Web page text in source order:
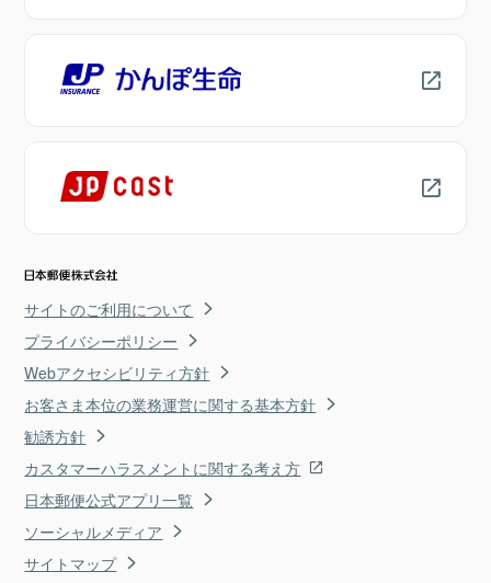
サイトのご利用について
プライバシーポリシー
Webアクセシビリティ方針
お客さま本位の業務運営に関する基本方針
勧誘方針
カスタマーハラスメントに関する考え方
日本郵便公式アプリ一覧
ソーシャルメディア
サイトマップ